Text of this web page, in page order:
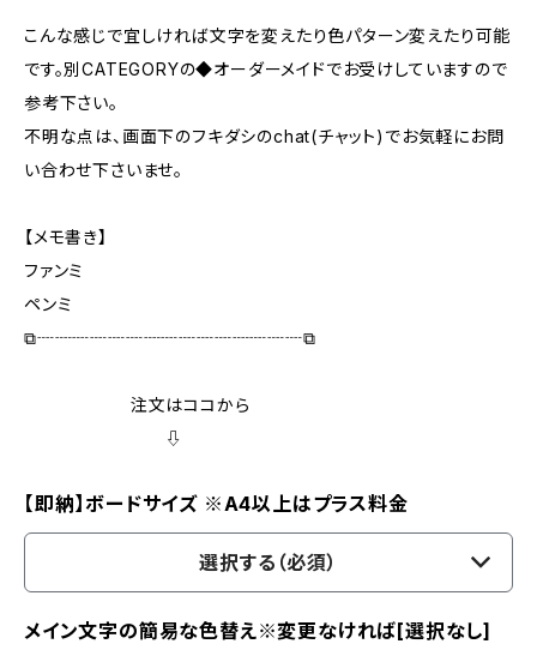
こんな感じで宜しければ文字を変えたり色パターン変えたり可能
です。別CATEGORYの◆オーダーメイドでお受けしていますので
参考下さい。
不明な点は、画面下のフキダシのchat(チャット)でお気軽にお問
い合わせ下さいませ。
【メモ書き】
ファンミ
ペンミ
⧉┈┈┈┈┈┈┈┈┈┈┈┈┈┈┈⧉
注文はココから
⇩
【即納】ボードサイズ ※A4以上はプラス料金
選択する（必須）
メイン文字の簡易な色替え※変更なければ[選択なし]